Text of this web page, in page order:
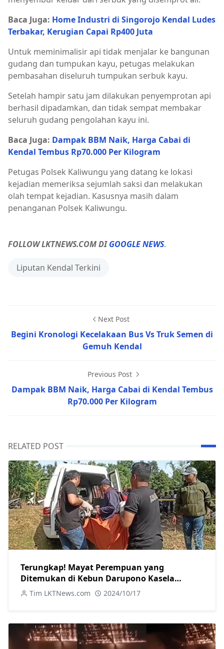
Baca Juga: Home Industri di Singorojo Kendal Ludes
Terbakar, Kerugian Capai Rp400 Juta
Untuk meminimalisir api tidak menjalar ke bangunan
gudang dan tumpukan kayu, petugas melakukan
pembasahan diseluruh tumpukan serbuk kayu.
Setelah hampir satu jam dilakukan penyemprotan api
berhasil dipadamkan, dan tidak sempat membakar
seluruh gudang pengolahan kayu ini.
Baca Juga: Dampak BBM Naik, Harga Cabai di
Kendal Tembus Rp70.000 Per Kilogram
Petugas Polsek Kaliwungu yang datang ke lokasi
kejadian memeriksa sejumlah saksi dan melakukan
olah tempat kejadian. Kasusnya masih dalam
penanganan Polsek Kaliwungu.
FOLLOW LKTNEWS.COM DIGOOGLE NEWS.
Liputan Kendal Terkini
Next Post
Begini Kronologi Kecelakaan Bus Vs Truk Semen di
Gemuh Kendal
Previous Post
Dampak BBM Naik, Harga Cabai di Kendal Tembus
Rp70.000 Per Kilogram
RELATED POST
Terungkap! Mayat Perempuan yang
Ditemukan di Kebun Darupono Kasela
Ternyata Warga Brangsong
Tim LKTNews.com 2024/10/17